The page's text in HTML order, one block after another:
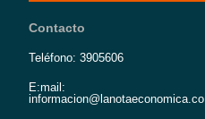
Contacto
Teléfono: 3905606
E:mail:
informacion@lanotaeconomica.co